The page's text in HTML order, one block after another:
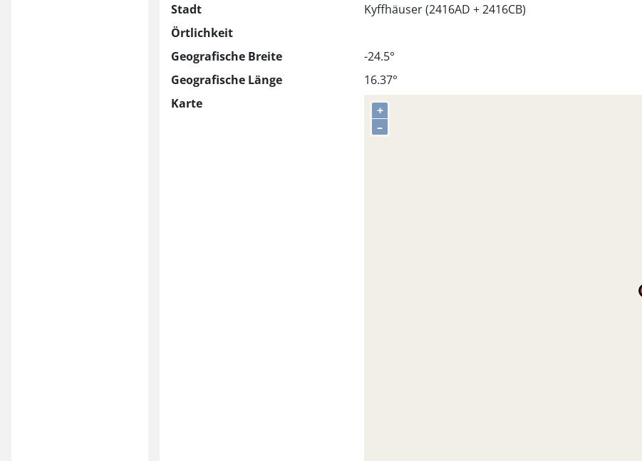
Stadt
Kyffhäuser (2416AD + 2416CB)
Örtlichkeit
Geografische Breite
-24.5°
Geografische Länge
16.37°
Karte
+
–